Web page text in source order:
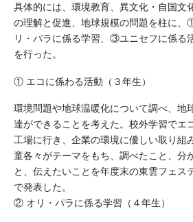
具体的には、環境教育、異文化・自国文
の理解と促進、地球規模の問題を柱に
リ・パラに係る学習、③ユニセフに係る
を行った。
① エコに係わる活動（３年生）
環境問題や地球温暖化について調べ、地
達ができることを考えた。校外学習でエ
工場に行き、企業の環境に優しい取り組
童各々がテーマをもち、調べたこと、分
と、伝えたいことを年度末の東雲フェス
で発表した。
② オリ・パラに係る学習（４年生）